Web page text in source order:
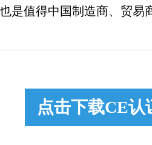
点击下载CE认
是值得中国制造商、贸易